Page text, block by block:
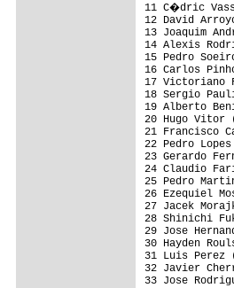
11
12 David
13 Joaquim
14 Alexis
15 Pedro
16 Carlos
17
18
19 Alberto
20 Hugo
21 Francisco
22 Pedro
23 Gerardo
24 Claudio
25 Pedro
26 Ezequiel
27 Jacek
28 Shinichi
29 Jose
30 Hayden
31 Luis
32 Javier
33 Jose